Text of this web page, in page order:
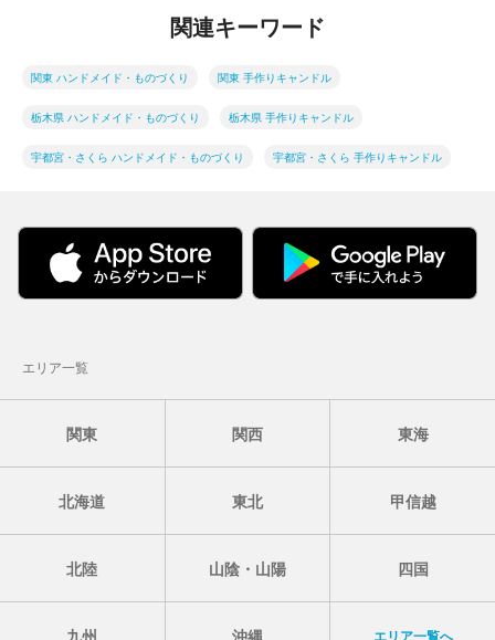
関連キーワード
関東 ハンドメイド・ものづくり 関東 手作りキャンドル
栃木県 ハンドメイド・ものづくり 栃木県 手作りキャンドル
宇都宮・さくら ハンドメイド・ものづくり 宇都宮・さくら 手作りキャンドル
エリア一覧
関東 関西 東海
北海道 東北 甲信越
北陸 山陰・山陽 四国
九州 沖縄 エリア一覧へ